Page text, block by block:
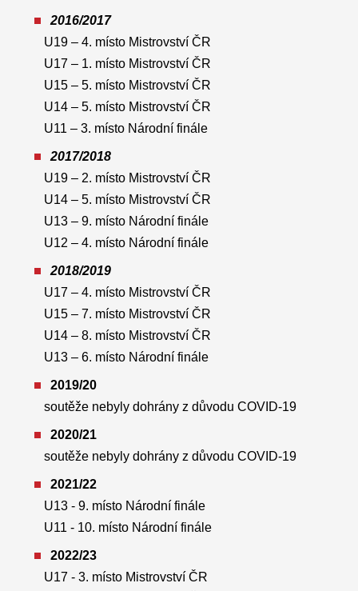
2016/2017
U19 – 4. místo Mistrovství ČR
U17 – 1. místo Mistrovství ČR
U15 – 5. místo Mistrovství ČR
U14 – 5. místo Mistrovství ČR
U11 – 3. místo Národní finále
2017/2018
U19 – 2. místo Mistrovství ČR
U14 – 5. místo Mistrovství ČR
U13 – 9. místo Národní finále
U12 – 4. místo Národní finále
2018/2019
U17 – 4. místo Mistrovství ČR
U15 – 7. místo Mistrovství ČR
U14 – 8. místo Mistrovství ČR
U13 – 6. místo Národní finále
2019/20
soutěže nebyly dohrány z důvodu COVID-19
2020/21
soutěže nebyly dohrány z důvodu COVID-19
2021/22
U13 - 9. místo Národní finále
U11 - 10. místo Národní finále
2022/23
U17 - 3. místo Mistrovství ČR